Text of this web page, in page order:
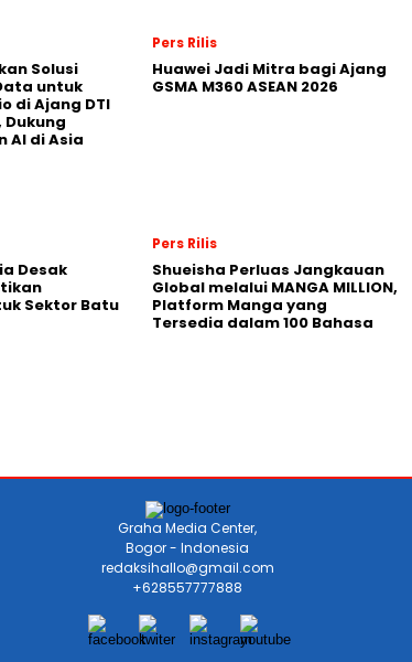
Solusi
untuk
di Ajang DTI
Dukung
AI di Asia
Pers Rilis
Huawei Jadi Mitra bagi Ajang
GSMA M360 ASEAN 2026
Desak
Sektor Batu
Pers Rilis
Shueisha Perluas Jangkauan
Global melalui MANGA MILLION,
Platform Manga yang
Tersedia dalam 100 Bahasa
Graha Media Center,
Bogor - Indonesia
redaksihallo@gmail.com
+628557777888